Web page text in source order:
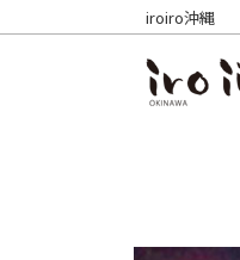
iroiro沖縄